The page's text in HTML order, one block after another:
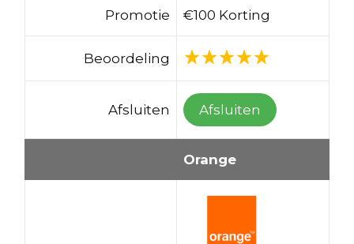
Promotie €100 Korting
Beoordeling
Afsluiten Afsluiten
Orange